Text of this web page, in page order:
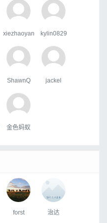
xiezhaoyan kylin0829
ShawnQ jackel
金色蚂蚁
forst 治达